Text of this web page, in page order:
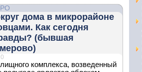
дома в микрорайоне
Как сегодня
(бывшая
комплекса, возведенный